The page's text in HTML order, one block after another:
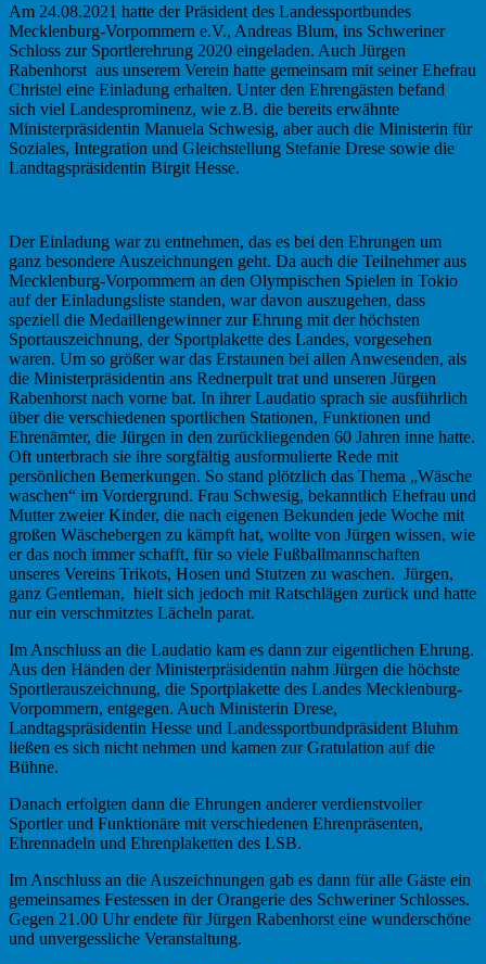
Am 24.08.2021 hatte der Präsident des Landessportbundes
Mecklenburg-Vorpommern e.V., Andreas Blum, ins Schweriner
Schloss zur Sportlerehrung 2020 eingeladen. Auch Jürgen
Rabenhorst aus unserem Verein hatte gemeinsam mit seiner Ehefrau
Christel eine Einladung erhalten. Unter den Ehrengästen befand
sich viel Landesprominenz, wie z.B. die bereits erwähnte
Ministerpräsidentin Manuela Schwesig, aber auch die Ministerin für
Soziales, Integration und Gleichstellung Stefanie Drese sowie die
Landtagspräsidentin Birgit Hesse.
Der Einladung war zu entnehmen, das es bei den Ehrungen um
ganz besondere Auszeichnungen geht. Da auch die Teilnehmer aus
Mecklenburg-Vorpommern an den Olympischen Spielen in Tokio
auf der Einladungsliste standen, war davon auszugehen, dass
speziell die Medaillengewinner zur Ehrung mit der höchsten
Sportauszeichnung, der Sportplakette des Landes, vorgesehen
waren. Um so größer war das Erstaunen bei allen Anwesenden, als
die Ministerpräsidentin ans Rednerpult trat und unseren Jürgen
Rabenhorst nach vorne bat. In ihrer Laudatio sprach sie ausführlich
über die verschiedenen sportlichen Stationen, Funktionen und
Ehrenämter, die Jürgen in den zurückliegenden 60 Jahren inne hatte.
Oft unterbrach sie ihre sorgfältig ausformulierte Rede mit
persönlichen Bemerkungen. So stand plötzlich das Thema „Wäsche
waschen“ im Vordergrund. Frau Schwesig, bekanntlich Ehefrau und
Mutter zweier Kinder, die nach eigenen Bekunden jede Woche mit
großen Wäschebergen zu kämpft hat, wollte von Jürgen wissen, wie
er das noch immer schafft, für so viele Fußballmannschaften
unseres Vereins Trikots, Hosen und Stutzen zu waschen. Jürgen,
ganz Gentleman, hielt sich jedoch mit Ratschlägen zurück und hatte
nur ein verschmitztes Lächeln parat.
Im Anschluss an die Laudatio kam es dann zur eigentlichen Ehrung.
Aus den Händen der Ministerpräsidentin nahm Jürgen die höchste
Sportlerauszeichnung, die Sportplakette des Landes Mecklenburg-
Vorpommern, entgegen. Auch Ministerin Drese,
Landtagspräsidentin Hesse und Landessportbundpräsident Bluhm
ließen es sich nicht nehmen und kamen zur Gratulation auf die
Bühne.
Danach erfolgten dann die Ehrungen anderer verdienstvoller
Sportler und Funktionäre mit verschiedenen Ehrenpräsenten,
Ehrennadeln und Ehrenplaketten des LSB.
Im Anschluss an die Auszeichnungen gab es dann für alle Gäste ein
gemeinsames Festessen in der Orangerie des Schweriner Schlosses.
Gegen 21.00 Uhr endete für Jürgen Rabenhorst eine wunderschöne
und unvergessliche Veranstaltung.